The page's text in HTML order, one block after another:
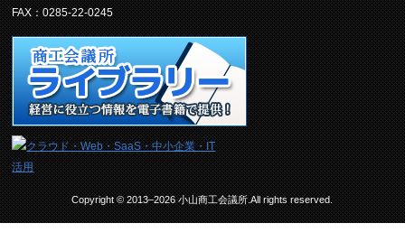
FAX：0285-22-0245
Copyright © 2013–2026 小山商工会議所.All rights reserved.